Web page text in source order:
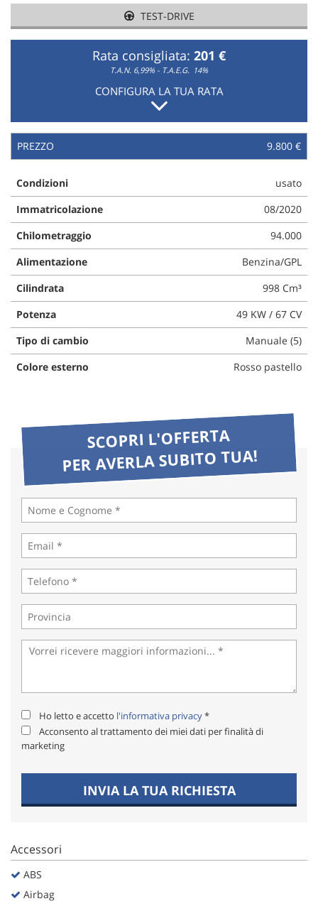
TEST-DRIVE
Rata consigliata: 201 €
T.A.N. 6,99% - T.A.E.G. 14%
CONFIGURA LA TUA RATA
PREZZO 9.800 €
Condizioni
usato
Immatricolazione
08/2020
Chilometraggio
94.000
Alimentazione
Benzina/GPL
Cilindrata
998 Cm³
Potenza
49 KW / 67 CV
Tipo di cambio
Manuale (5)
Colore esterno
Rosso pastello
SCOPRI L'OFFERTA
PER AVERLA SUBITO TUA!
Ho letto e accetto l'informativa privacy*
Acconsento al trattamento dei miei dati per finalità di
marketing
INVIA LA TUA RICHIESTA
Accessori
ABS
Airbag